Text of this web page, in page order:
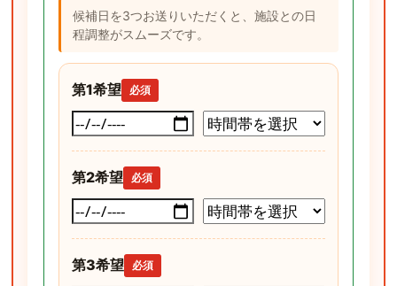
候補日を3つお送りいただくと、施設との日
程調整がスムーズです。
第1希望 必須
第2希望 必須
第3希望 必須